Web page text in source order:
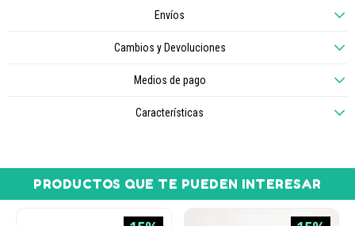
Envíos
Cambios y Devoluciones
Medios de pago
Características
PRODUCTOS QUE TE PUEDEN INTERESAR